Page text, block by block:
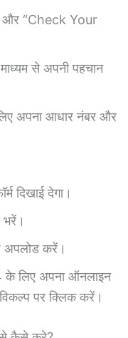
और “Check Your
से अपनी पहचान
अपना आधार नंबर और
दिखाई देगा।
भरें।
अपलोड करें।
के लिए अपना ऑनलाइन
पर क्लिक करें।